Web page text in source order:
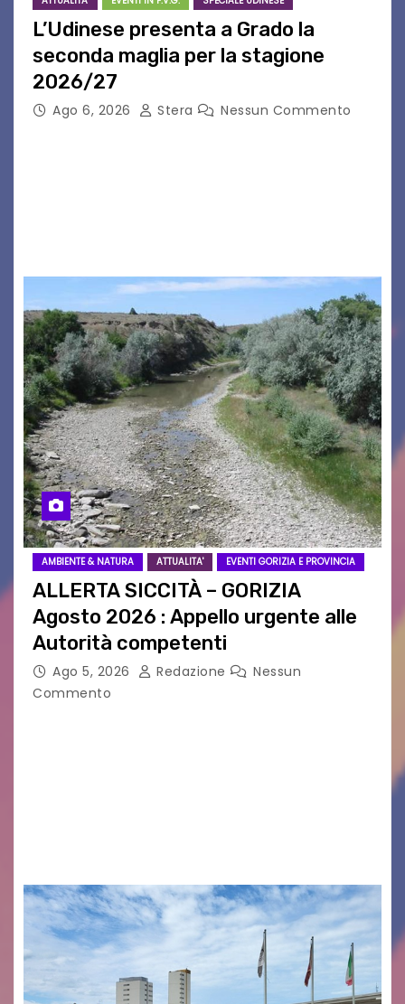
L’Udinese presenta a Grado la
seconda maglia per la stagione
2026/27
Ago 6, 2026 Stera Nessun Commento
AMBIENTE & NATURA ATTUALITA' EVENTI GORIZIA E PROVINCIA
ALLERTA SICCITÀ – GORIZIA
Agosto 2026 : Appello urgente alle
Autorità competenti
Ago 5, 2026 Redazione
Nessun
Commento